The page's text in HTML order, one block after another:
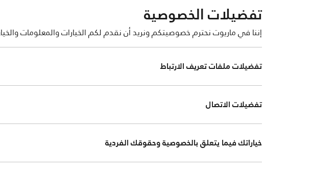
تفضيلات الخصوصية
إننا في ماريوت نحترم خصوصيتكم ونريد أن نقدم لكم الخيارات والمعلومات
تفضيلات ملفات تعريف الارتباط
تفضيلات الاتصال
خياراتك فيما يتعلق بالخصوصية وحقوقك الفردية